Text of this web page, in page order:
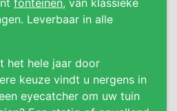
fonteinen, van klassieke
Leverbaar in alle
het hele jaar door
keuze vindt u nergens in
eyecatcher om uw tuin